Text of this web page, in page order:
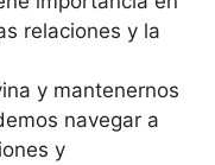
relaciones y la
y mantenernos
navegar a
y